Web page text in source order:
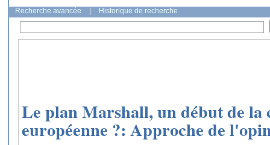
Recherche avancée Historique de recherche
Le plan Marshall, un début de la
européenne ?: Approche de